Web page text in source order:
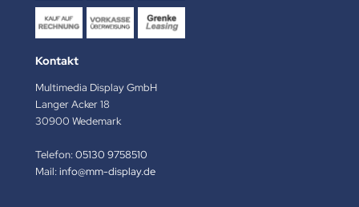
Kontakt
Multimedia Display GmbH
Langer Acker 18
30900 Wedemark
Telefon:05130 9758510
Mail:info@mm-display.de